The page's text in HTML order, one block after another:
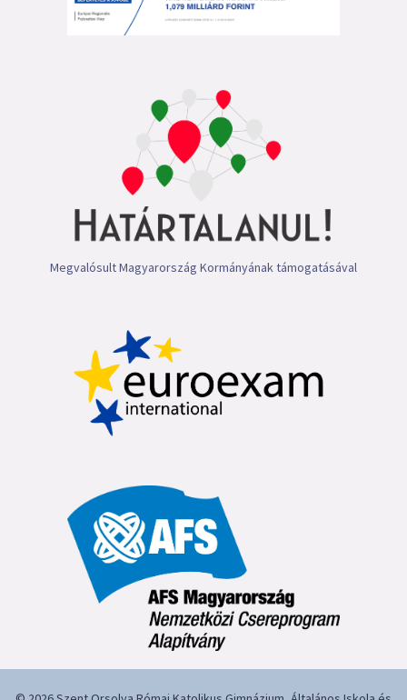
Megvalósult Magyarország Kormányának támogatásával